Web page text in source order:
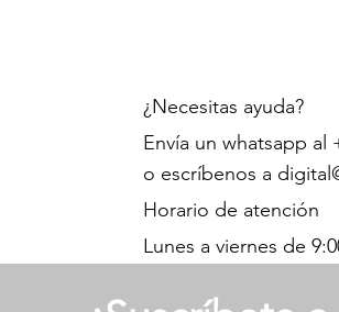
¿Necesitas ayuda?
Envía un whatsapp al
o escríbenos a
Horario de atención
Lunes a viernes de